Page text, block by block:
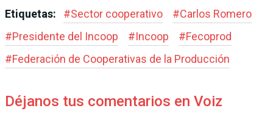
Etiquetas: #Sector cooperativo #Carlos Romero
#Presidente del Incoop #Incoop #Fecoprod
#Federación de Cooperativas de la Producción
Déjanos tus comentarios en Voiz